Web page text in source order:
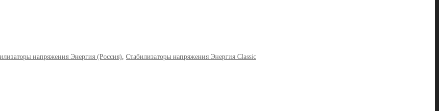
напряжения Энергия (Россия), Стабилизаторы напряжения Энергия Classic